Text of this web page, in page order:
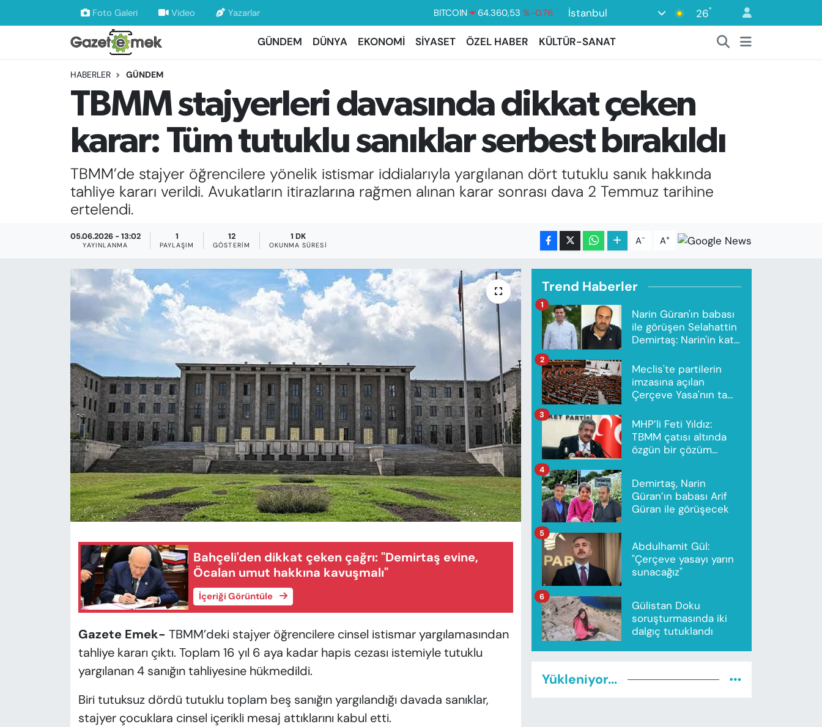
Foto Galeri Video Yazarlar DOLAR 47,7143 %0.16
EURO
55,0317 %-0.02
BİST100
13.799
%70
İstanbul 26°
GÜNDEM DÜNYA EKONOMİ SİYASET ÖZEL HABER KÜLTÜR-SANAT
HABERLER GÜNDEM
TBMM stajyerleri davasında dikkat çeken
karar: Tüm tutuklu sanıklar serbest bırakıldı
TBMM’de stajyer öğrencilere yönelik istismar iddialarıyla yargılanan dört tutuklu sanık hakkında
tahliye kararı verildi. Avukatların itirazlarına rağmen alınan karar sonrası dava 2 Temmuz tarihine
ertelendi.
05.06.2026 - 13:02
YAYINLANMA
1
PAYLAŞIM
12
GÖSTERIM
1 DK
OKUNMA SÜRESI A- A+
Bahçeli'den dikkat çeken çağrı: "Demirtaş evine,
Öcalan umut hakkına kavuşmalı"
İçeriği Görüntüle
Gazete Emek- TBMM’deki stajyer öğrencilere cinsel istismar yargılamasından
tahliye kararı çıktı. Toplam 16 yıl 6 aya kadar hapis cezası istemiyle tutuklu
yargılanan 4 sanığın tahliyesine hükmedildi.
Biri tutuksuz dördü tutuklu toplam beş sanığın yargılandığı davada sanıklar,
stajyer çocuklara cinsel içerikli mesaj attıklarını kabul etti.
Trend Haberler
Narin Güran'ın babası
ile görüşen Selahattin
Demirtaş: Narin'in katili
1
Meclis'te partilerin
imzasına açılan
Çerçeve Yasa'nın tam
2
MHP’li Feti Yıldız:
TBMM çatısı altında
özgün bir çözüm
3
Demirtaş, Narin
Güran’ın babası Arif
Güran ile görüşecek
4
Abdulhamit Gül:
"Çerçeve yasayı yarın
sunacağız"
5
Gülistan Doku
soruşturmasında iki
dalgıç tutuklandı
6
Yükleniyor...
DÜNYA
EKONOMİ
EMEK HABERLERİ
YENİ MEDYADA EMEK GAZETECİLİĞİNİ
GELİŞTİRMEK
FAYDALI BİLGİLER
GÜNDEM
KÜLTÜR-SANAT
MAGAZİN
ÖZEL HABER
YAZAR KÖŞESİ
SİYASET
Nöbetçi Eczaneler
Hava Durumu
İstanbul Namaz Vakitleri
Trafik Durumu
Süper Lig Puan Durumu ve Fikstür
Tüm Manşetler
Son Dakika Haberleri